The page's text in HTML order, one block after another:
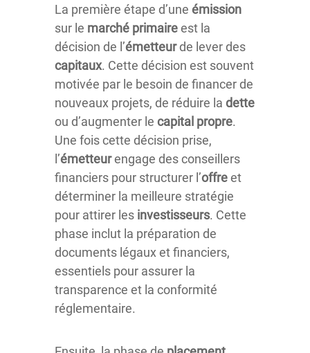
La première étape d’une émission
sur le marché primaireest la
décision de l’émetteurde lever des
capitaux. Cette décision est souvent
motivée par le besoin de financer de
nouveaux projets, de réduire la dette
ou d’augmenter le capital propre.
Une fois cette décision prise,
l’émetteurengage des conseillers
financiers pour structurer l’offreet
déterminer la meilleure stratégie
pour attirer les investisseurs. Cette
phase inclut la préparation de
documents légaux et financiers,
essentiels pour assurer la
transparence et la conformité
réglementaire.